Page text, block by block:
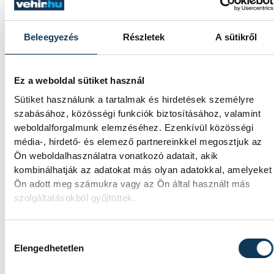
Beleegyezés Részletek A sütikről
Ez a weboldal sütiket használ
Sütiket használunk a tartalmak és hirdetések személyre
szabásához, közösségi funkciók biztosításához, valamint
weboldalforgalmunk elemzéséhez. Ezenkívül közösségi
média-, hirdető- és elemező partnereinkkel megosztjuk az
Ön weboldalhasználatra vonatkozó adatait, akik
kombinálhatják az adatokat más olyan adatokkal, amelyeket
Ön adott meg számukra vagy az Ön által használt más
szolgáltatásokból gyűjtöttek.
Elengedhetetlen
esett szó.
2026. MÁRCIUS 11. 11:41
KÖZÉLET
Egy furcsa halkonzerv lett
az Év Strandétele -